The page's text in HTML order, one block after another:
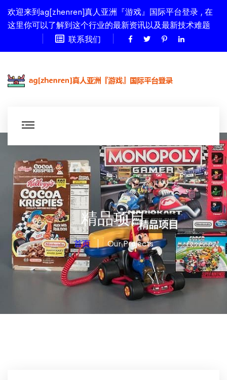
欢迎来到ag[zhenren]真人亚洲『游戏』国际平台登录 , 在
这里你可以了解到这个行业的最新资讯以及最新技术难题
联系我们
精品项目
首页 Our Projects